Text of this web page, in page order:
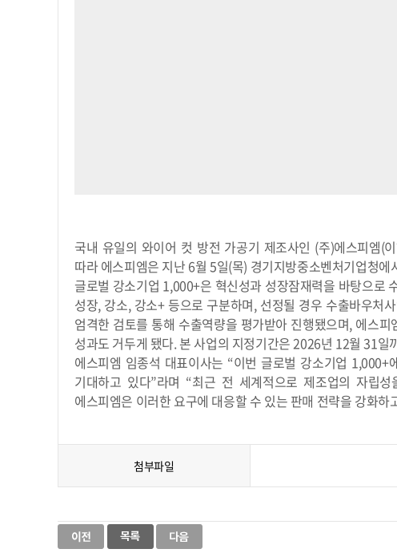
국내 유일의 와이어 컷 방전 가공기 제조사인 (주)에스피엠(
따라 에스피엠은 지난 6월 5일(목) 경기지방중소벤처기업청
글로벌 강소기업 1,000+은 혁신성과 성장잠재력을 바탕으로
성장, 강소, 강소+ 등으로 구분하며, 선정될 경우 수출바우처
엄격한 검토를 통해 수출역량을 평가받아 진행됐으며, 에스
성과도 거두게 됐다. 본 사업의 지정기간은 2026년 12월 31
에스피엠 임종석 대표이사는 “이번 글로벌 강소기업
기대하고 있다”라며 “최근 전 세계적으로 제조업의 자립
에스피엠은 이러한 요구에 대응할 수 있는 판매 전략을 강화
첨부파일